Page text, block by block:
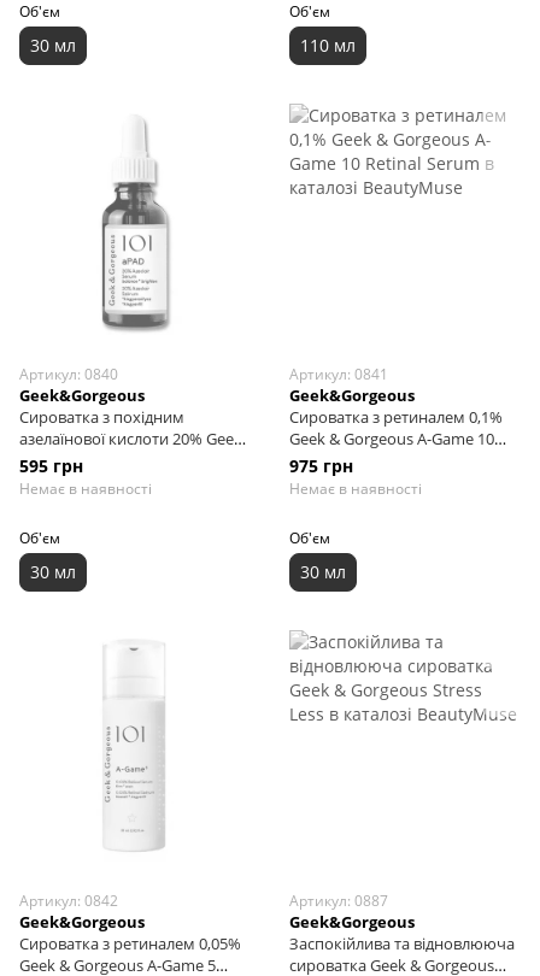
Об'єм
30 мл
Об'єм
110 мл
Артикул: 0840
Geek&Gorgeous
Сироватка з похідним
азелаїнової кислоти 20% Geek
& Gorgeous 101 aPAD 20%
Azeclair Serum, 30 мл
595 грн
Немає в наявності
Об'єм
30 мл
Артикул: 0841
Geek&Gorgeous
Сироватка з ретиналем 0,1%
Geek & Gorgeous A-Game 10
Retinal Serum, 30 мл
975 грн
Немає в наявності
Об'єм
30 мл
Артикул: 0842
Geek&Gorgeous
Сироватка з ретиналем 0,05%
Geek & Gorgeous A-Game 5
Артикул: 0887
Geek&Gorgeous
Заспокійлива та відновлююча
сироватка Geek & Gorgeous